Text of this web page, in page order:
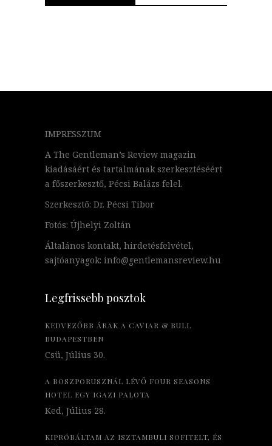
IMPRESSZUM
A The Gentleman’s Review magazin
kiadásáért és tartalmának szerkesztéséért
a főszerkesztő, Pécsi Balázs felel.
Szerkesztő: Dr. Pécsi Tibor
Fotós: Újhelyi Zoltán
Általános kontakt, hirdetésfelvétel,
sajtóanyagok: info@gentlemansreview.hu
Legfrissebb posztok
KEDVEZŐBB ÁRAK A CAVIAR & BULL
BUDAPESTBEN
Csü, Július 30.
A BOSZPORUSZNÁL LÉVŐ FOUR SEASONS
HOTEL EGY IGAZI PALOTA
Ked, Július 28.
KIPRÓBÁLTAM AZ ISZTAMBULI SOFITELT, ÉS